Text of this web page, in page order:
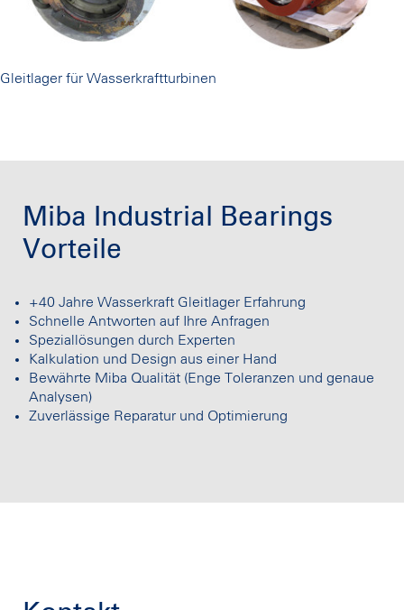
Gleitlager für Wasserkraftturbinen
Miba Industrial Bearings
Vorteile
+40 Jahre Wasserkraft Gleitlager Erfahrung
Schnelle Antworten auf Ihre Anfragen
Speziallösungen durch Experten
Kalkulation und Design aus einer Hand
Bewährte Miba Qualität (Enge Toleranzen und genaue
Analysen)
Zuverlässige Reparatur und Optimierung